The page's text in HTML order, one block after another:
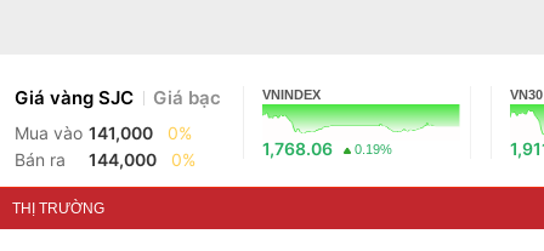
Giá vàng SJC Giá bạc
Mua vào 141,000
0%
Bán ra
144,000 0%
VNINDEX
1,768.06 0.19%
VN30
THỊ TRƯỜNG